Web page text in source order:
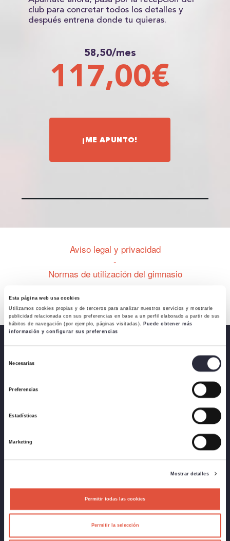
Esta página web usa cookies
Utilizamos cookies propias y de terceros para analizar nuestros servicios y mostrarle
publicidad relacionada con sus preferencias en base a un perfil elaborado a partir de sus
hábitos de navegación (por ejemplo, páginas visitadas). Puede obtener más
información y configurar sus preferencias
Necesarias
Preferencias
Estadísticas
Marketing
Mostrar detalles
Permitir todas las cookies
Permitir la selección
club para concretar todos los detalles y
después entrena donde tu quieras.
58,50/mes
117,00€
¡ME APUNTO!
Aviso legal y privacidad
-
Normas de utilización del gimnasio
Términos contratación seguro
HORARIO DE APERTURA DEL CLUB
Lunes a viernes : 7:00 a 22:30
Sábado : de julio a septiembre de 10:00 a 15:00
Domingo : 10:00 a 15:00
Festivos : Cerrados
ACTIVIDADES